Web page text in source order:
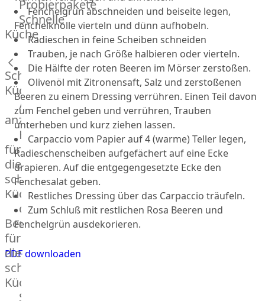
Donald
Russell
Lamm
Bison
Kaninchen
Wild
Reh
Rotwild
Elch
Dry-
Aged
Burger
Würstchen
Traditionell
klassisch
Außergewöhnlich
&
exotisch
OTTO
Probierpakete
Schnelle
Küche
Schnelle
Küche
Alle
anzeigen
Hausmannskost
für
die
schnelle
Küche
das
Besondere
für
die
schnelle
Küche
Streetfood
Fenchelgrün abschneiden und beiseite legen,
Fenchelknolle vierteln und dünn aufhobeln.
Radieschen in feine Scheiben schneiden
Trauben, je nach Größe halbieren oder vierteln.
Die Hälfte der roten Beeren im Mörser zerstoßen.
Olivenöl mit Zitronensaft, Salz und zerstoßenen
Beeren zu einem Dressing verrühren. Einen Teil davon
zum Fenchel geben und verrühren, Trauben
unterheben und kurz ziehen lassen.
Carpaccio vom Papier auf 4 (warme) Teller legen,
Radieschenscheiben aufgefächert auf eine Ecke
drapieren. Auf die entgegengesetzte Ecke den
Fenchesalat geben.
Restliches Dressing über das Carpaccio träufeln.
Zum Schluß mit restlichen Rosa Beeren und
Fenchelgrün ausdekorieren.
PDF downloaden